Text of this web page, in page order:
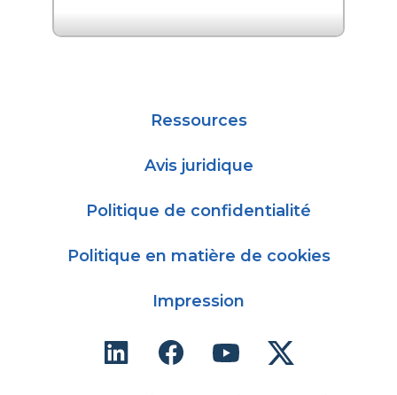
Ressources
Avis juridique
Politique de confidentialité
Politique en matière de cookies
Impression